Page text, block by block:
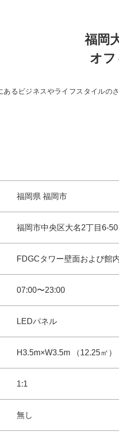
福岡
オ
あるビジネスやライフスタイルの
福岡県 福岡市
福岡市中央区大名2丁目6-50
FDGCタワー壁面および館
07:00〜23:00
LEDパネル
H3.5m×W3.5m （12.25㎡
1:1
無し